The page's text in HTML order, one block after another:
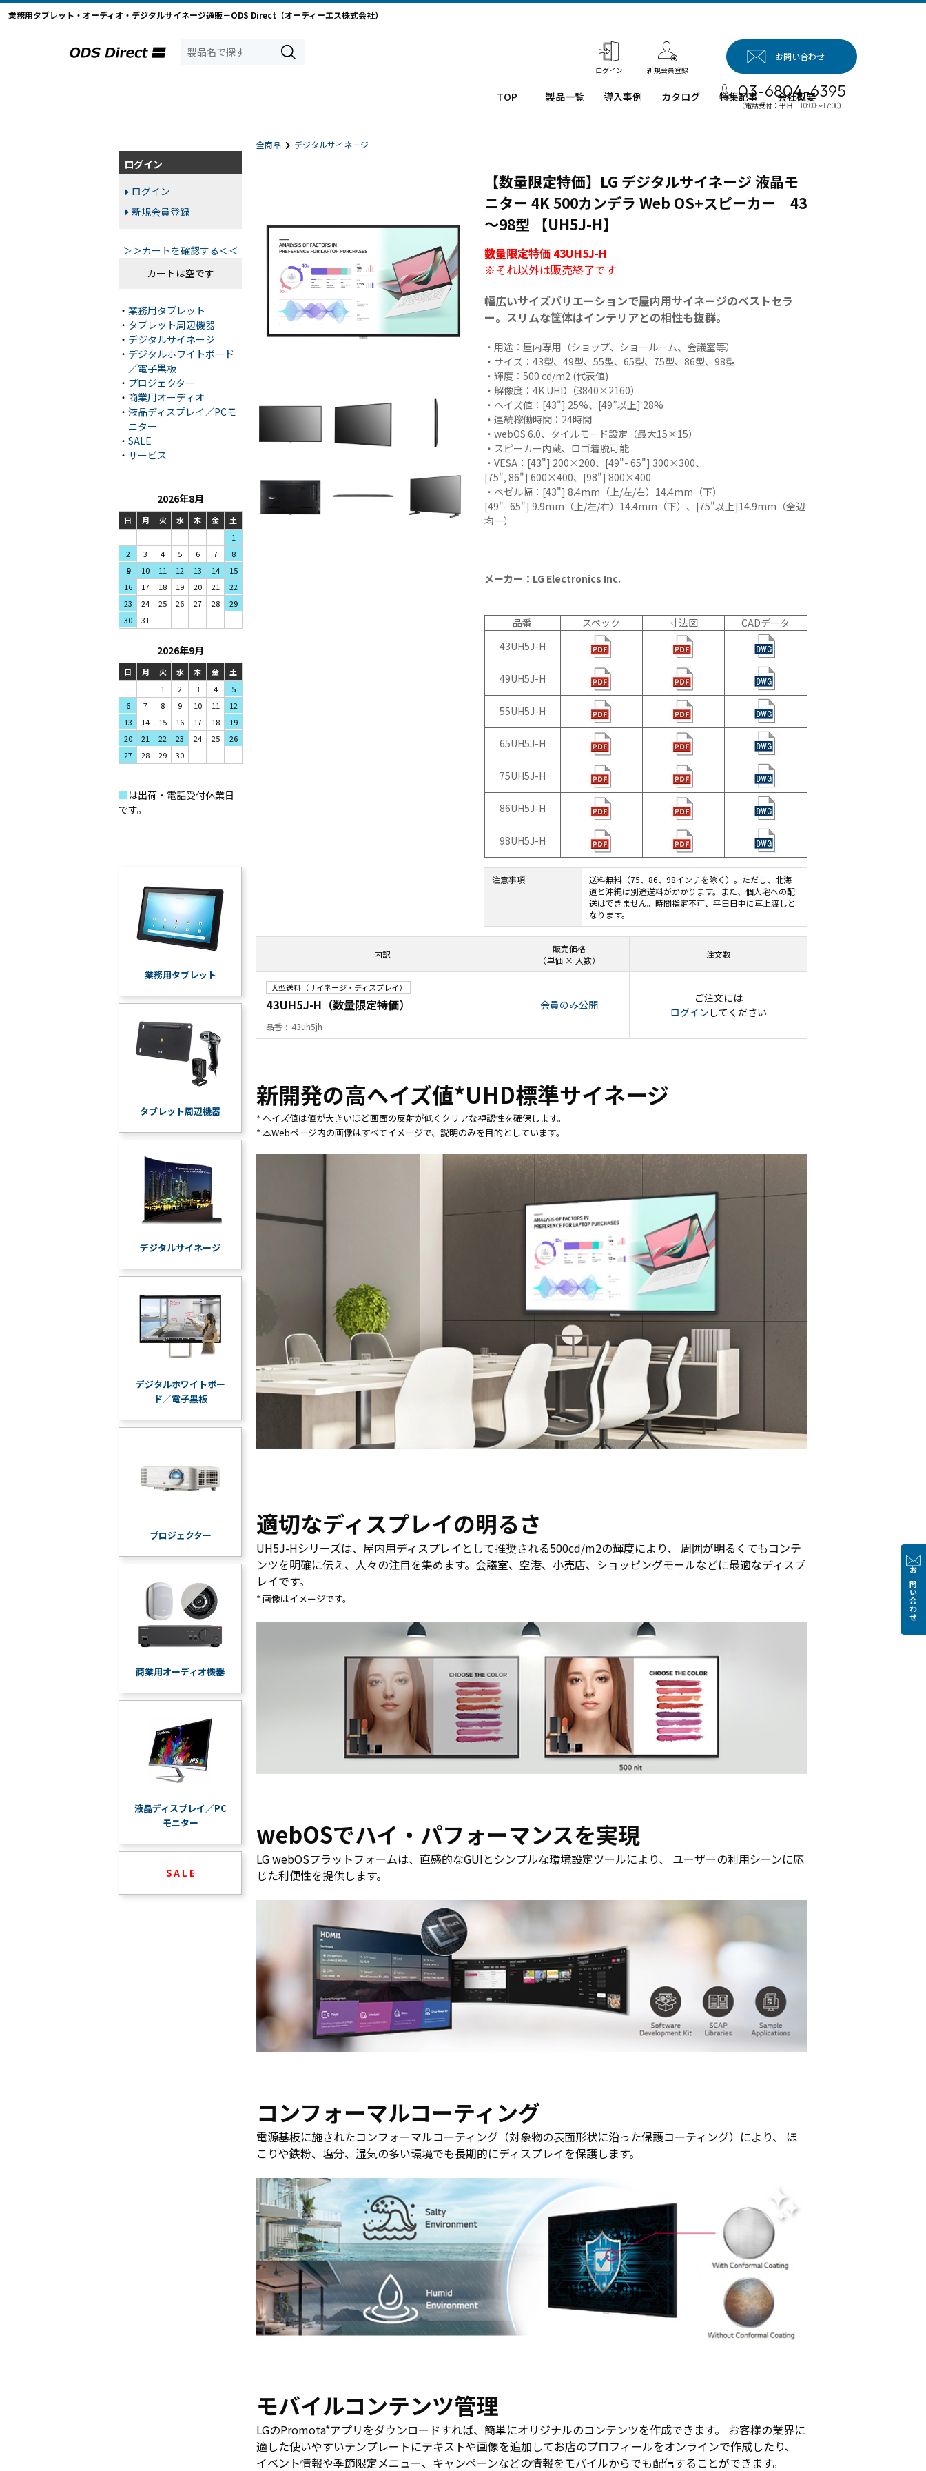
業務用タブレット・オーディオ・デジタルサイネージ通販－ODS Direct（オーディーエス株式会社）
ログイン 新規会員登録
TOP 製品一覧
業務用タ
ト TW2A-
NF9LTA
タブレッ
N9LTA
Windows
ト TW2A-
N9LT
タブレッ
ト TW2A-
E9LT
Android
タブレッ
ト TA2C-
NF8
Android
タブレッ
ト TA2C-
NF8BL
Android
タブレッ
DR94G
Android
タブレッ
ト TA2C-
DR9
Android
タブレッ
ト TA2C-
M8AC
タブレッ
M8
タブレッ
プション
業務効率
「NFCオ
送信アプ
リ」
MDMアプ
リ
「Tablet
Control」
デジタル
サイネー
ジ
デジタル
ホワイト
ボード／
電子黒板
プロジェ
商業用オ
ーディオ
液晶ディ
スプレイ
／PCモニ
ター
業務用タ
ブレッ
ト・デジ
ー
CRM
テム
イゼ
ンコ
ル」
リペ
ービ
ス
教育
機関
向け
iPad
修理
パッ
ク
社内
ヘル
ビス
向け
iPad
管理
運用
パッ
ク
教育
機関
向け
ICT
支援
ソリ
ュー
ショ
教育
機関
向け
ネッ
トワ
ーク
導入
保守
ティ
ソリ
ュー
ービ
向け
デバ
イス
買取
サー
ビス
法人
iPad
修理
＆デ
バイ
ス買
取サ
ービ
ス
導入事例
導入事例（業
か）
事例：業務用
タブレット端
末
サイネージ・
プロジェクタ
事例：業務用
オーディオ・
器
事例：サービ
ス
カタログ 特集記事 会社概要
お問い合わせ
03-6804-6395
（電話受付：平日 10:00～17:00）
お問い合わせ
全商品 デジタルサイネージ
【数量限定特価】LG デジタルサイネージ 液晶モ
ニター 4K 500カンデラ Web OS+スピーカー 43
～98型 【UH5J-H】
数量限定特価 43UH5J-H
※それ以外は販売終了です
幅広いサイズバリエーションで屋内用サイネージのベストセラ
ー。スリムな筐体はインテリアとの相性も抜群。
・用途：屋内専用（ショップ、ショールーム、会議室等）
・サイズ：43型、49型、55型、65型、75型、86型、98型
・輝度：500 cd/m2 (代表値)
・解像度：4K UHD（3840×2160）
・ヘイズ値：[43"] 25%、[49”以上] 28%
・連続稼働時間：24時間
・webOS 6.0、タイルモード設定（最大15×15）
・スピーカー内蔵、ロゴ着脱可能
・VESA：[43"] 200×200、[49"- 65"] 300×300、
[75", 86"] 600×400、[98"] 800×400
・ベゼル幅：[43"] 8.4mm（上/左/右）14.4mm（下）
[49"- 65"] 9.9mm（上/左/右）14.4mm（下）、[75"以上]14.9mm（全辺
均一）
メーカー：LG Electronics Inc.
品番 スペック 寸法図
CADデータ
43UH5J-H
49UH5J-H
55UH5J-H
65UH5J-H
75UH5J-H
86UH5J-H
98UH5J-H
注意事項
送料無料（75、86、98インチを除く）。ただし、北海
道と沖縄は別途送料がかかります。また、個人宅への配
送はできません。時間指定不可、平日日中に車上渡しと
なります。
内訳
販売価格
（単価 × 入数）
注文数
大型送料（サイネージ・ディスプレイ）
43UH5J-H（数量限定特価）
品番 43uh5jh
会員のみ公開
ご注文には
ログイン してください
新開発の高ヘイズ値*UHD標準サイネージ
* ヘイズ値は値が大きいほど画面の反射が低くクリアな視認性を確保します。
* 本Webページ内の画像はすべてイメージで、説明のみを目的としています。
適切なディスプレイの明るさ
UH5J-Hシリーズは、屋内用ディスプレイとして推奨される500cd/m2の輝度により、 周囲が明るくてもコンテ
ンツを明確に伝え、人々の注目を集めます。会議室、空港、小売店、ショッピングモールなどに最適なディスプ
レイです。
* 画像はイメージです。
webOSでハイ・パフォーマンスを実現
LG webOSプラットフォームは、直感的なGUIとシンプルな環境設定ツールにより、 ユーザーの利用シーンに応
じた利便性を提供します。
コンフォーマルコーティング
電源基板に施されたコンフォーマルコーティング（対象物の表面形状に沿った保護コーティング）により、 ほ
こりや鉄粉、塩分、湿気の多い環境でも長期的にディスプレイを保護します。
モバイルコンテンツ管理
LGのPromota*アプリをダウンロードすれば、簡単にオリジナルのコンテンツを作成できます。 お客様の業界に
適した使いやすいテンプレートにテキストや画像を追加してお店のプロフィールをオンラインで作成したり、
イベント情報や季節限定メニュー、キャンペーンなどの情報をモバイルからでも配信することができます。
ログイン
ログイン
新規会員登録
＞＞カートを確認する＜＜
カートは空です
・ 業務用タブレット
・ タブレット周辺機器
・ デジタルサイネージ
・ デジタルホワイトボード
／電子黒板
・ プロジェクター
・ 商業用オーディオ
・ 液晶ディスプレイ／PCモ
ニター
・ SALE
・ サービス
2026年8月
日 月 火 水 木 金
土
1
2
3 4 5 6 7
8
9
10 11 12 13 14
15
16
17 18 19 20 21
22
23
24 25 26 27 28
29
30
31
2026年9月
日 月 火 水 木 金
土
1
2 3 4
5
6
7 8 9 10 11
12
13
14 15 16 17 18
19
20
21 22 23 24 25
26
27
28 29 30
■ は出荷・電話受付休業日
です。
業務用タブレット
タブレット周辺機器
デジタルサイネージ
デジタルホワイトボー
ド／電子黒板
プロジェクター
商業用オーディオ機器
液晶ディスプレイ／PC
モニター
S A L E